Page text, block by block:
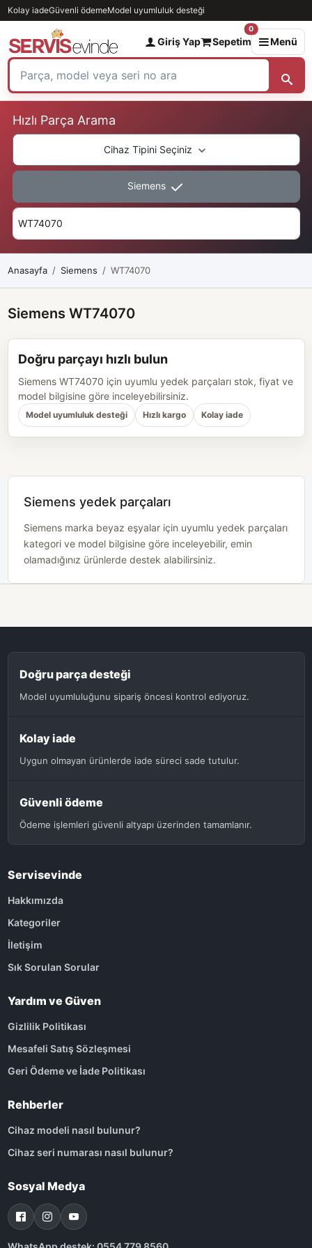
Kolay iadeGüvenli ödemeModel uyumluluk desteği
Giriş Yap Sepetim
0
Menü
Hızlı Parça Arama
Cihaz Tipini Seçiniz
Siemens
Anasayfa Siemens WT74070
Siemens WT74070
Doğru parçayı hızlı bulun
Siemens WT74070 için uyumlu yedek parçaları stok, fiyat ve
model bilgisine göre inceleyebilirsiniz.
Model uyumluluk desteği Hızlı kargo Kolay iade
Siemens yedek parçaları
Siemens marka beyaz eşyalar için uyumlu yedek parçaları
kategori ve model bilgisine göre inceleyebilir, emin
olamadığınız ürünlerde destek alabilirsiniz.
Doğru parça desteği
Model uyumluluğunu sipariş öncesi kontrol ediyoruz.
Kolay iade
Uygun olmayan ürünlerde iade süreci sade tutulur.
Güvenli ödeme
Ödeme işlemleri güvenli altyapı üzerinden tamamlanır.
Servisevinde
Hakkımızda
Kategoriler
İletişim
Sık Sorulan Sorular
Yardım ve Güven
Gizlilik Politikası
Mesafeli Satış Sözleşmesi
Geri Ödeme ve İade Politikası
Rehberler
Cihaz modeli nasıl bulunur?
Cihaz seri numarası nasıl bulunur?
Sosyal Medya